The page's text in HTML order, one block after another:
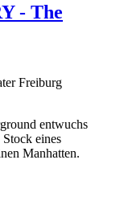
- The
Freiburg
entwuchs
eines
Manhatten.